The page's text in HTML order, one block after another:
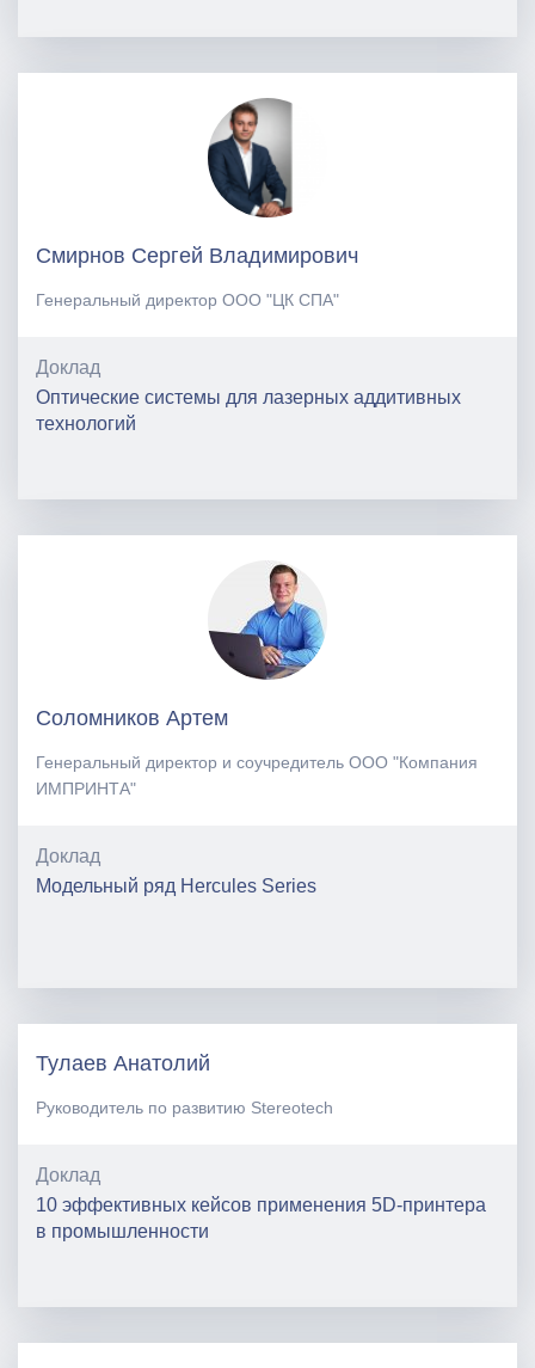
Смирнов Сергей Владимирович
Генеральный директор ООО "ЦК СПА"
Доклад
Оптические системы для лазерных аддитивных
технологий
Соломников Артем
Генеральный директор и соучредитель ООО "Компания
ИМПРИНТА"
Доклад
Модельный ряд Hercules Series
Тулаев Анатолий
Руководитель по развитию Stereotech
Доклад
10 эффективных кейсов применения 5D-принтера
в промышленности